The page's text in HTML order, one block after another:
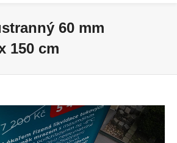
60 mm
150 cm